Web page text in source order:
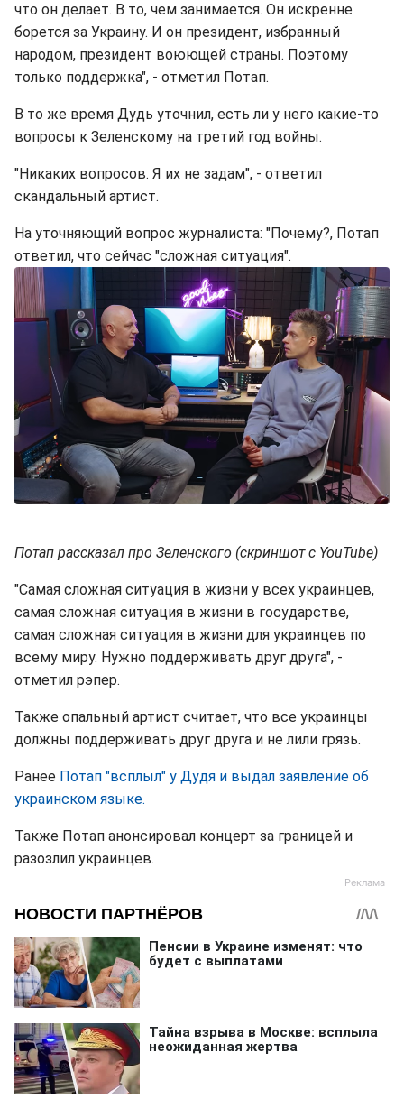
что он делает. В то, чем занимается. Он искренне
борется за Украину. И он президент, избранный
народом, президент воюющей страны. Поэтому
только поддержка", - отметил Потап.
В то же время Дудь уточнил, есть ли у него какие-то
вопросы к Зеленскому на третий год войны.
"Никаких вопросов. Я их не задам", - ответил
скандальный артист.
На уточняющий вопрос журналиста: "Почему?, Потап
ответил, что сейчас "сложная ситуация".
Потап рассказал про Зеленского (скриншот с YouTube)
"Самая сложная ситуация в жизни у всех украинцев,
самая сложная ситуация в жизни в государстве,
самая сложная ситуация в жизни для украинцев по
всему миру. Нужно поддерживать друг друга", -
отметил рэпер.
Также опальный артист считает, что все украинцы
должны поддерживать друг друга и не лили грязь.
Ранее Потап "всплыл" у Дудя и выдал заявление об
украинском языке.
Также Потап анонсировал концерт за границей и
разозлил украинцев.